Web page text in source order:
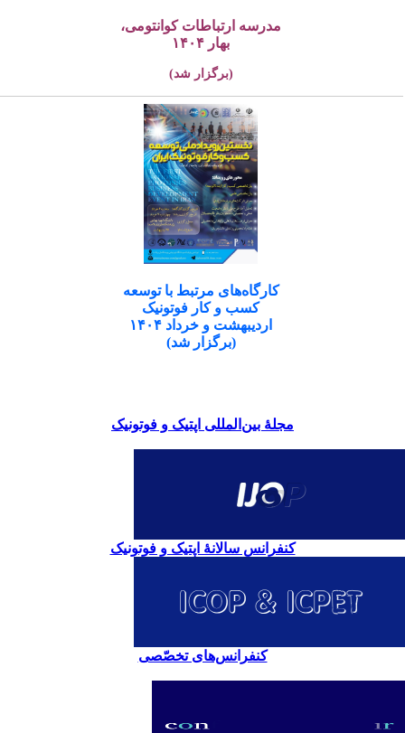
مدرسه ارتباطات کوانتومی،
بهار ۱۴۰۴
(برگزار شد)
کارگاه‌های مرتبط با توسعه
کسب و کار فوتونیک
اردیبهشت و خرداد ۱۴۰۴
(برگزار شد)
مجلۀ بین‌المللی اپتیک و فوتونیک
کنفرانس سالانۀ اپتیک و فوتونیک
کنفرانس‌های تخصّصی